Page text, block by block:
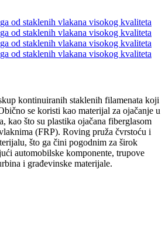
kontinuiranih staklenih filamenata koji
se koristi kao materijal za ojačanje u
kao što su plastika ojačana fiberglasom
(FRP). Roving pruža čvrstoću i
što ga čini pogodnim za širok
automobilske komponente, trupove
i građevinske materijale.